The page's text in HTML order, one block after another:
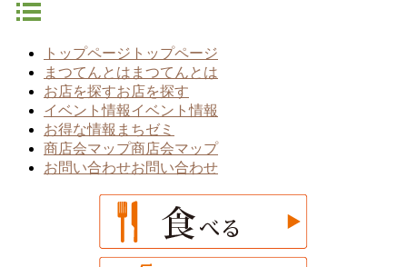
トップページ トップページ
まつてんとは まつてんとは
お店を探すお店を探す
イベント情報イベント情報
お得な情報 まちゼミ
商店会マップ商店会マップ
お問い合わせお問い合わせ